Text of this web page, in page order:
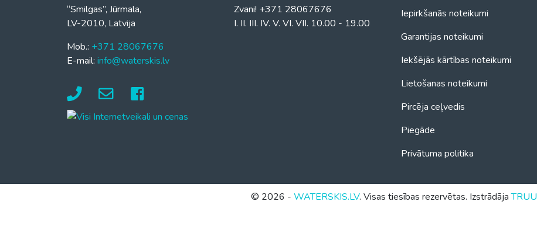
“Smilgas”, Jūrmala,
LV-2010, Latvija
Mob.: +371 28067676
E-mail: info@waterskis.lv
Zvani! +371 28067676
I. II. III. IV. V. VI. VII. 10.00 - 19.00
Iepirkšanās noteikumi
Garantijas noteikumi
Iekšējās kārtības noteikumi
Lietošanas noteikumi
Pircēja ceļvedis
Piegāde
Privātuma politika
© 2026 - WATERSKIS.LV. Visas tiesības rezervētas. IzstrādājaTRUU